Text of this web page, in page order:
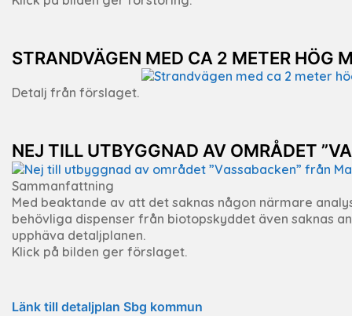
STRANDVÄGEN MED CA 2 METER HÖG
Detalj från förslaget.
NEJ TILL UTBYGGNAD AV OMRÅDET
Sammanfattning
Med beaktande av att det saknas någon närmare
behövliga dispenser från biotopskyddet även saknas
upphäva detaljplanen.
Klick på bilden ger förslaget.
Länk till detaljplan Sbg kommun